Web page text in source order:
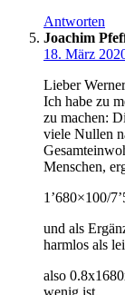
Antworten
Joachim
18. März
Lieber Werner
Ich habe zu
zu machen:
viele Nullen
Menschen,
1’680×100/
und als
harmlos als
also